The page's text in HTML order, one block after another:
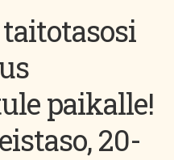
paikalle!
20-